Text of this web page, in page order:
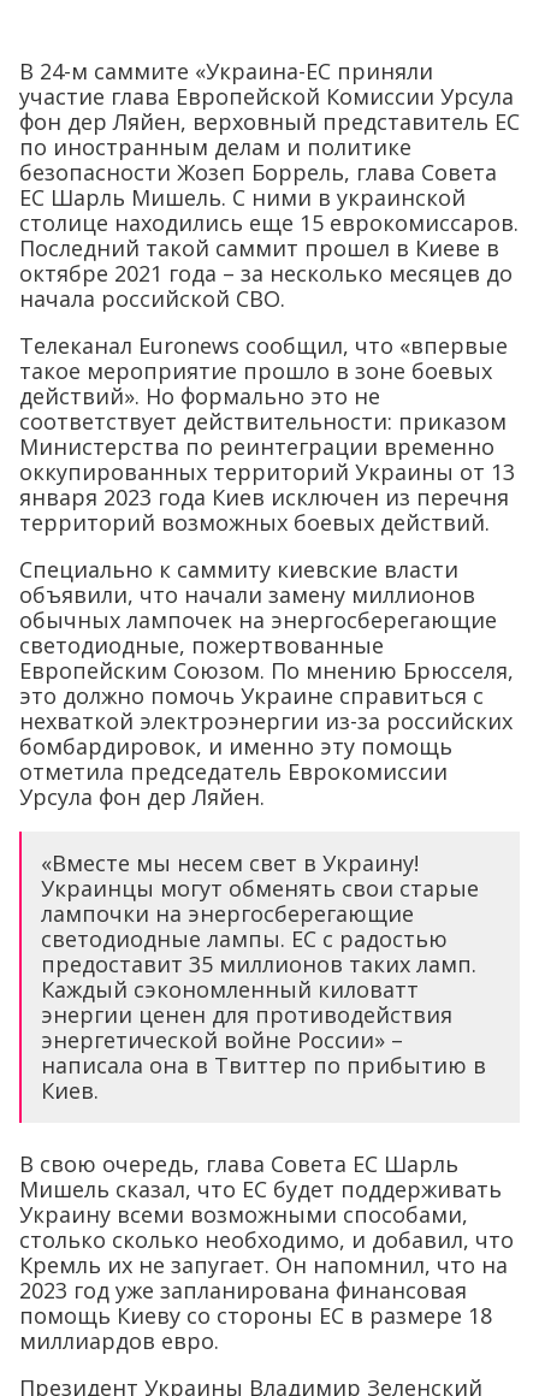
В 24-м саммите «Украина-ЕС приняли
участие глава Европейской Комиссии Урсула
фон дер Ляйен, верховный представитель ЕС
по иностранным делам и политике
безопасности Жозеп Боррель, глава Совета
ЕС Шарль Мишель. С ними в украинской
столице находились еще 15 еврокомиссаров.
Последний такой саммит прошел в Киеве в
октябре 2021 года – за несколько месяцев до
начала российской СВО.
Телеканал Euronews сообщил, что «впервые
такое мероприятие прошло в зоне боевых
действий». Но формально это не
соответствует действительности: приказом
Министерства по реинтеграции временно
оккупированных территорий Украины от 13
января 2023 года Киев исключен из перечня
территорий возможных боевых действий.
Специально к саммиту киевские власти
объявили, что начали замену миллионов
обычных лампочек на энергосберегающие
светодиодные, пожертвованные
Европейским Союзом. По мнению Брюсселя,
это должно помочь Украине справиться с
нехваткой электроэнергии из-за российских
бомбардировок, и именно эту помощь
отметила председатель Еврокомиссии
Урсула фон дер Ляйен.
«Вместе мы несем свет в Украину!
Украинцы могут обменять свои старые
лампочки на энергосберегающие
светодиодные лампы. ЕС с радостью
предоставит 35 миллионов таких ламп.
Каждый сэкономленный киловатт
энергии ценен для противодействия
энергетической войне России» –
написала она в Твиттер по прибытию в
Киев.
В свою очередь, глава Совета ЕС Шарль
Мишель сказал, что ЕС будет поддерживать
Украину всеми возможными способами,
столько сколько необходимо, и добавил, что
Кремль их не запугает. Он напомнил, что на
2023 год уже запланирована финансовая
помощь Киеву со стороны ЕС в размере 18
миллиардов евро.
Президент Украины Владимир Зеленский